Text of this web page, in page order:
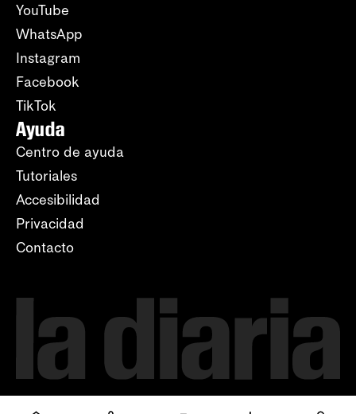
YouTube
WhatsApp
Instagram
Facebook
TikTok
Ayuda
Centro de ayuda
Tutoriales
Accesibilidad
Privacidad
Contacto